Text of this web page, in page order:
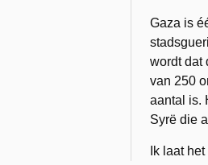
Gaza is
wordt dat
van 250
aantal is.
Syrë die
Ik laat